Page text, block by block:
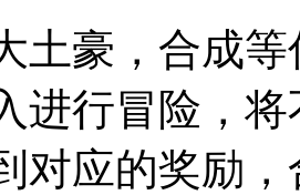
土豪，合成
进行冒险，
对应的奖励